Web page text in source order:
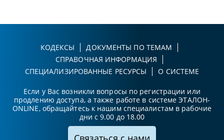
КОДЕКСЫ
ДОКУМЕНТЫ ПО ТЕМАМ
СПРАВОЧНАЯ ИНФОРМАЦИЯ
СПЕЦИАЛИЗИРОВАННЫЕ РЕСУРСЫ
О СИСТЕМЕ
Если у Вас возникли вопросы по регистрации или
продлению доступа, а также работе в системе ЭТАЛОН-
ONLINE, обращайтесь к нашим специалистам в рабочие
дни с 9.00 до 18.00